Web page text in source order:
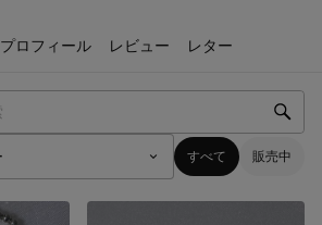
プロフィール レビュー レター
すべて 販売中